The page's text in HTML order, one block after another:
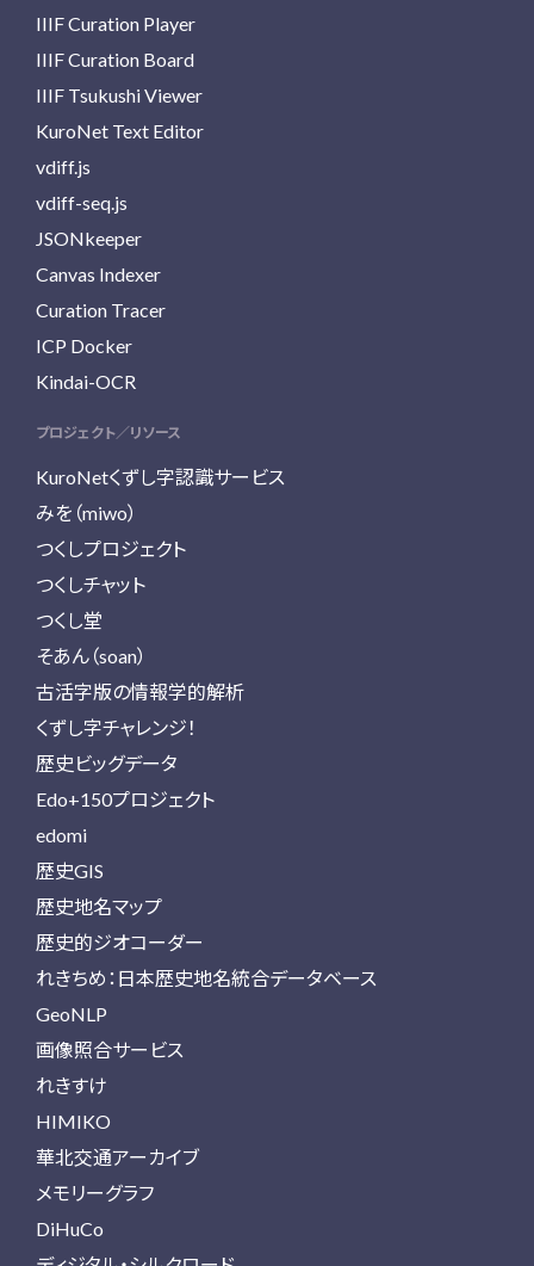
IIIF Curation Player
IIIF Curation Board
IIIF Tsukushi Viewer
KuroNet Text Editor
vdiff.js
vdiff-seq.js
JSONkeeper
Canvas Indexer
Curation Tracer
ICP Docker
Kindai-OCR
プロジェクト／リソース
KuroNetくずし字認識サービス
みを（miwo）
つくしプロジェクト
つくしチャット
つくし堂
そあん（soan）
古活字版の情報学的解析
くずし字チャレンジ！
歴史ビッグデータ
Edo+150プロジェクト
edomi
歴史GIS
歴史地名マップ
歴史的ジオコーダー
れきちめ：日本歴史地名統合データベース
GeoNLP
画像照合サービス
れきすけ
HIMIKO
華北交通アーカイブ
メモリーグラフ
DiHuCo